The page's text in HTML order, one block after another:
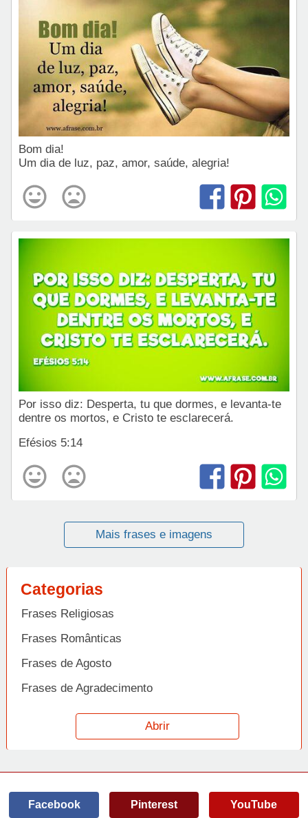
Bom dia!
Um dia de luz, paz, amor, saúde, alegria!
Por isso diz: Desperta, tu que dormes, e levanta-te
dentre os mortos, e Cristo te esclarecerá.
Efésios 5:14
Mais frases e imagens
Categorias
Frases Religiosas
Frases Românticas
Frases de Agosto
Frases de Agradecimento
Frases de Amizade
Frases de Amor
Frases de Arrependimento
Abrir
Facebook Pinterest YouTube